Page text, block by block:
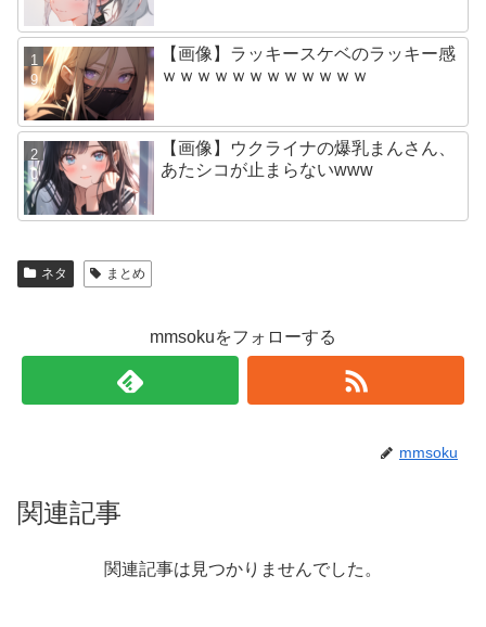
【画像】ラッキースケベのラッキー感
ｗｗｗｗｗｗｗｗｗｗｗｗ
【画像】ウクライナの爆乳まんさん、
あたシコが止まらないwww
ネタ まとめ
mmsokuをフォローする
mmsoku
関連記事
関連記事は見つかりませんでした。